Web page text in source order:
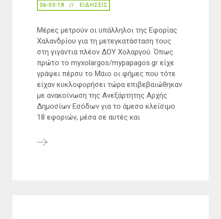
06-03-18 ΕΙΔΉΣΕΙΣ
Μέρες μετρούν οι υπάλληλοι της Εφορίας
Χαλανδρίου για τη μετεγκατάσταση τους
στη γιγάντια πλέον ΔΟΥ Χολαργού. Όπως
πρώτο το myxolargos/mypapagos.gr είχε
γράψει πέρσυ το Μάιο οι φήμες που τότε
είχαν κυκλοφορήσει τώρα επιβεβαιώθηκαν
με ανακοίνωση της Ανεξάρτητης Αρχής
Δημοσίων Εσόδων για το άμεσο κλείσιμο
18 εφοριών, μέσα σε αυτές και